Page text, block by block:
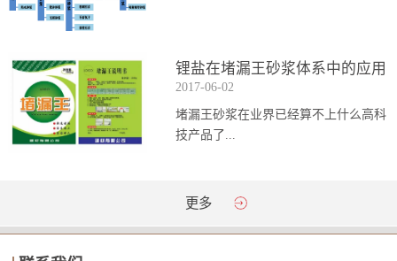
锂盐在堵漏王砂浆体系中的应用
2017-06-02
堵漏王砂浆在业界已经算不上什么高科
技产品了...
。简单来说它就是一种能够迅速凝固的
通砂浆的强...
更多